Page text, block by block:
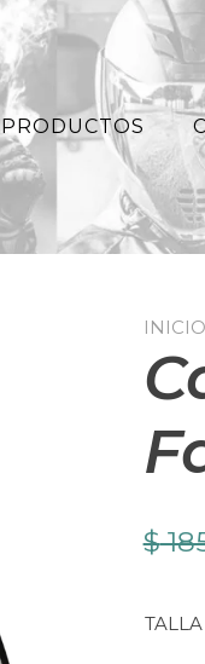
PRODUCTOS
INICIO
$
TALLA